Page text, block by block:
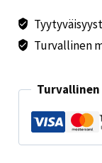
Turvallinen
Turvallinen